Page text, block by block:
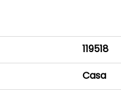
119518
Casa